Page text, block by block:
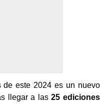
de este 2024 es un nuevo
llegar a las25 ediciones